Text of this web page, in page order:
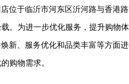
位于临沂市河东区沂河路与香港
。为进一步优化服务，提升购物
新、服务优化和品类丰富等方面
购物需求。